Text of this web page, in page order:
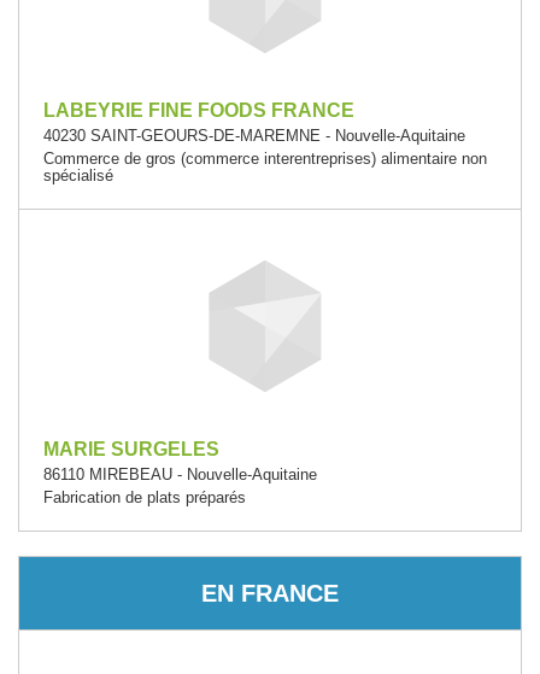
LABEYRIE FINE FOODS FRANCE
40230 SAINT-GEOURS-DE-MAREMNE - Nouvelle-Aquitaine
Commerce de gros (commerce interentreprises) alimentaire non
spécialisé
MARIE SURGELES
86110 MIREBEAU - Nouvelle-Aquitaine
Fabrication de plats préparés
EN FRANCE